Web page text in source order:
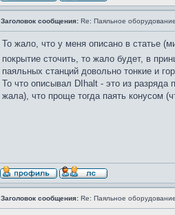
Заголовок сообщения: Re: Паяльное оборудование.
То жало, что у меня описано в статье
покрытие сточить, то жало будет, в
паяльных станций довольно тонкие и
То что описывал DIhalt - это из разряда
жала), что проще тогда паять конусом
Заголовок сообщения: Re: Паяльное оборудование.